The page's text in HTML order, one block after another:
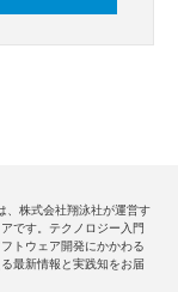
、株式会社翔泳社が運営す
です。テクノロジー入門
トウェア開発にかかわる
最新情報と実践知をお届